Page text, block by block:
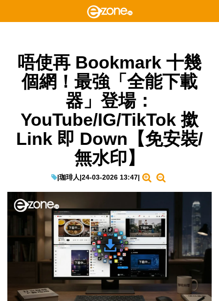
唔使再 Bookmark 十幾
個網！最強「全能下載
器」登場：
YouTube/IG/TikTok 撳
Link 即 Down【免安裝/
無水印】
|珈琲人|24-03-2026 13:47|